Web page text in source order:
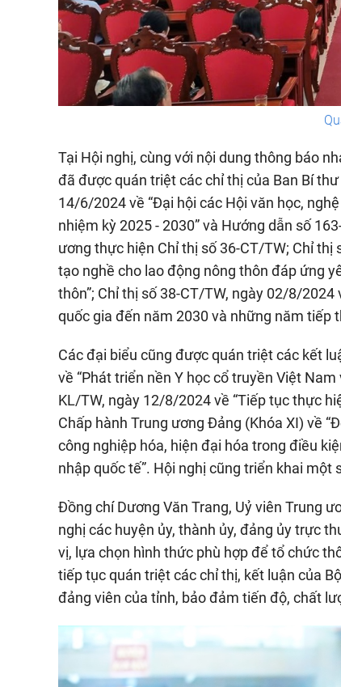
Tại Hội nghị, cùng với nội dung thông báo
đã được quán triệt các chỉ thị của Ban Bí
14/6/2024 về “Đại hội các Hội văn học,
nhiệm kỳ 2025 - 2030” và Hướng dẫn số
ương thực hiện Chỉ thị số 36-CT/TW; Chỉ
tạo nghề cho lao động nông thôn đáp ứng
thôn”; Chỉ thị số 38-CT/TW, ngày 02/8/
quốc gia đến năm 2030 và những năm tiếp
Các đại biểu cũng được quán triệt các kết
về “Phát triển nền Y học cổ truyền Việt
KL/TW, ngày 12/8/2024 về “Tiếp tục thực
Chấp hành Trung ương Đảng (Khóa XI) về
công nghiệp hóa, hiện đại hóa trong điều
nhập quốc tế”. Hội nghị cũng triển khai một
Đồng chí Dương Văn Trang, Uỷ viên Trung
nghị các huyện ủy, thành ủy, đảng ủy trực
vị, lựa chọn hình thức phù hợp để tổ chức
tiếp tục quán triệt các chỉ thị, kết luận của
đảng viên của tỉnh, bảo đảm tiến độ, chất